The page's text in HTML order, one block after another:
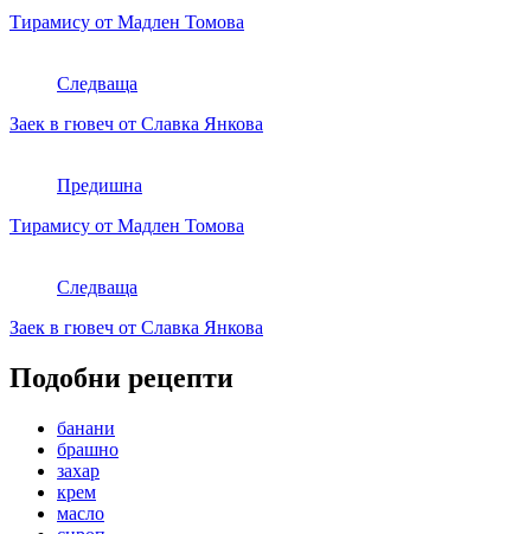
Тирамису от Мадлен Томова
Следваща
Заек в гювеч от Славка Янкова
Предишна
Тирамису от Мадлен Томова
Следваща
Заек в гювеч от Славка Янкова
Подобни рецепти
банани
брашно
захар
крем
масло